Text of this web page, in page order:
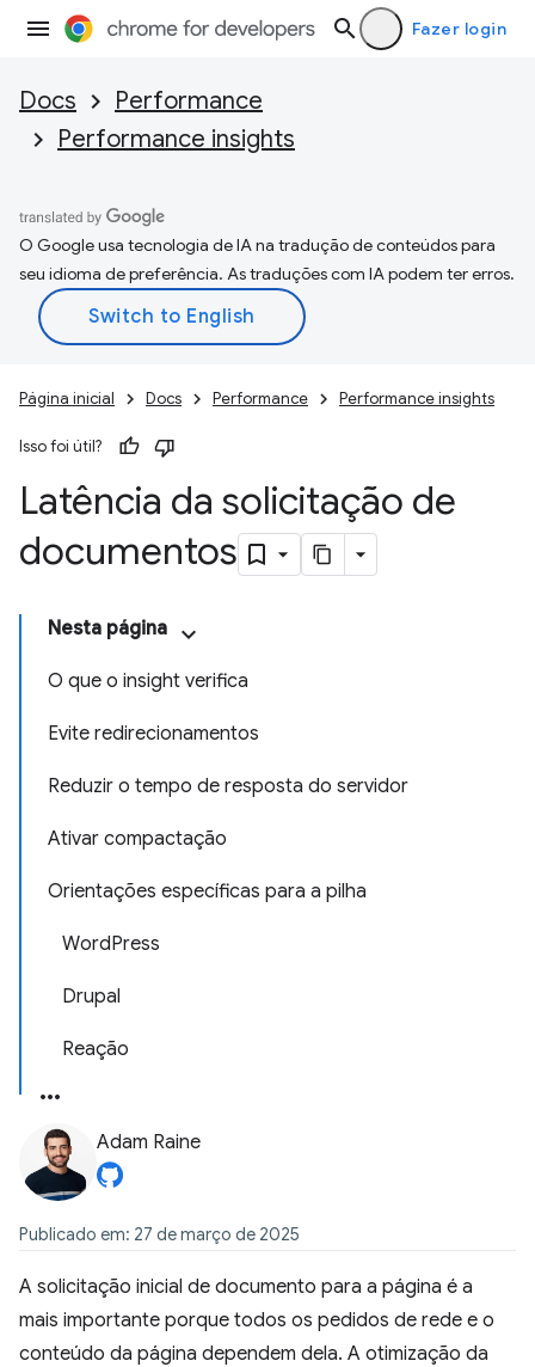
Fazer login
Docs
Performance
Performance insights
O Google usa tecnologia de IA na tradução de conteúdos para
seu idioma de preferência. As traduções com IA podem ter erros.
Página inicial Docs Performance Performance insights
Isso foi útil?
Latência da solicitação de
documentos
Nesta página
O que o insight verifica
Evite redirecionamentos
Reduzir o tempo de resposta do servidor
Ativar compactação
Orientações específicas para a pilha
WordPress
Drupal
Reação
Adam Raine
Publicado em: 27 de março de 2025
A solicitação inicial de documento para a página é a
mais importante porque todos os pedidos de rede e o
conteúdo da página dependem dela. A otimização da